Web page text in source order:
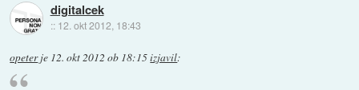
digitalcek
:: 12. okt 2012, 18:43
opeterje 12. okt 2012 ob 18:15izjavil: